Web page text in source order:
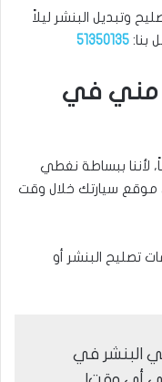
وتبديل البنشر ليلاً
51350135
مني في
لأننا ببساطة نغطي
موقع سيارتك خلال وقت
تصليح البنشر أو
البنشر في